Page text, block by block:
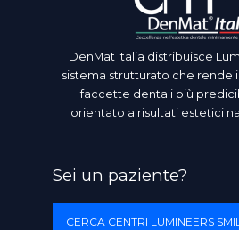
DenMat Italia distribuisce
sistema strutturato che rende
faccette dentali più
orientato a risultati estetici
Sei un paziente?
CERCA CENTRI LUMINEERS